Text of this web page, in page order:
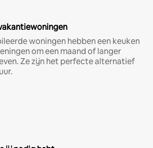
woningen hebben een keuken
om een maand of langer
Ze zijn het perfecte alternatief